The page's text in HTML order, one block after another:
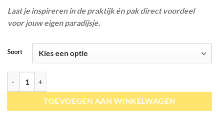
Laat je inspireren in de praktijk én pak direct voordeel
voor jouw eigen paradijsje.
Soort
TOEVOEGEN AAN WINKELWAGEN